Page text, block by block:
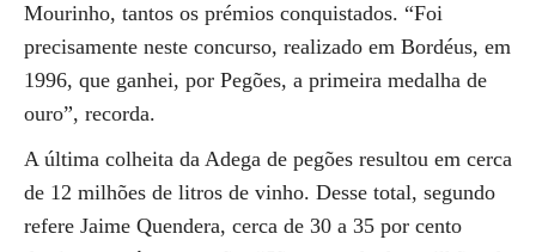
Mourinho, tantos os prémios conquistados. “Foi
precisamente neste concurso, realizado em Bordéus, em
1996, que ganhei, por Pegões, a primeira medalha de
ouro”, recorda.
A última colheita da Adega de pegões resultou em cerca
de 12 milhões de litros de vinho. Desse total, segundo
refere Jaime Quendera, cerca de 30 a 35 por cento